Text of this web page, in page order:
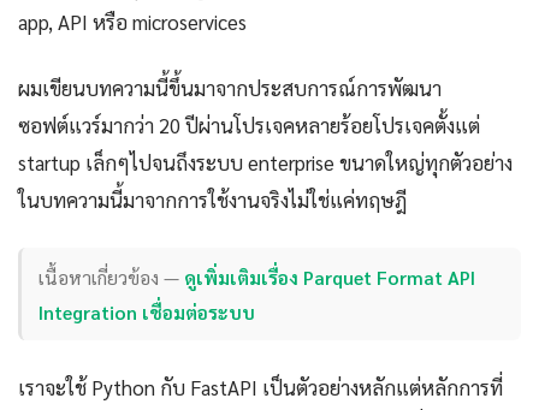
app, API หรือ microservices
ผมเขียนบทความนี้ขึ้นมาจากประสบการณ์การพัฒนา
ซอฟต์แวร์มากว่า 20 ปีผ่านโปรเจคหลายร้อยโปรเจคตั้งแต่
startup เล็กๆไปจนถึงระบบ enterprise ขนาดใหญ่ทุกตัวอย่าง
ในบทความนี้มาจากการใช้งานจริงไม่ใช่แค่ทฤษฎี
เนื้อหาเกี่ยวข้อง — ดูเพิ่มเติมเรื่อง Parquet Format API
Integration เชื่อมต่อระบบ
เราจะใช้ Python กับ FastAPI เป็นตัวอย่างหลักแต่หลักการที่